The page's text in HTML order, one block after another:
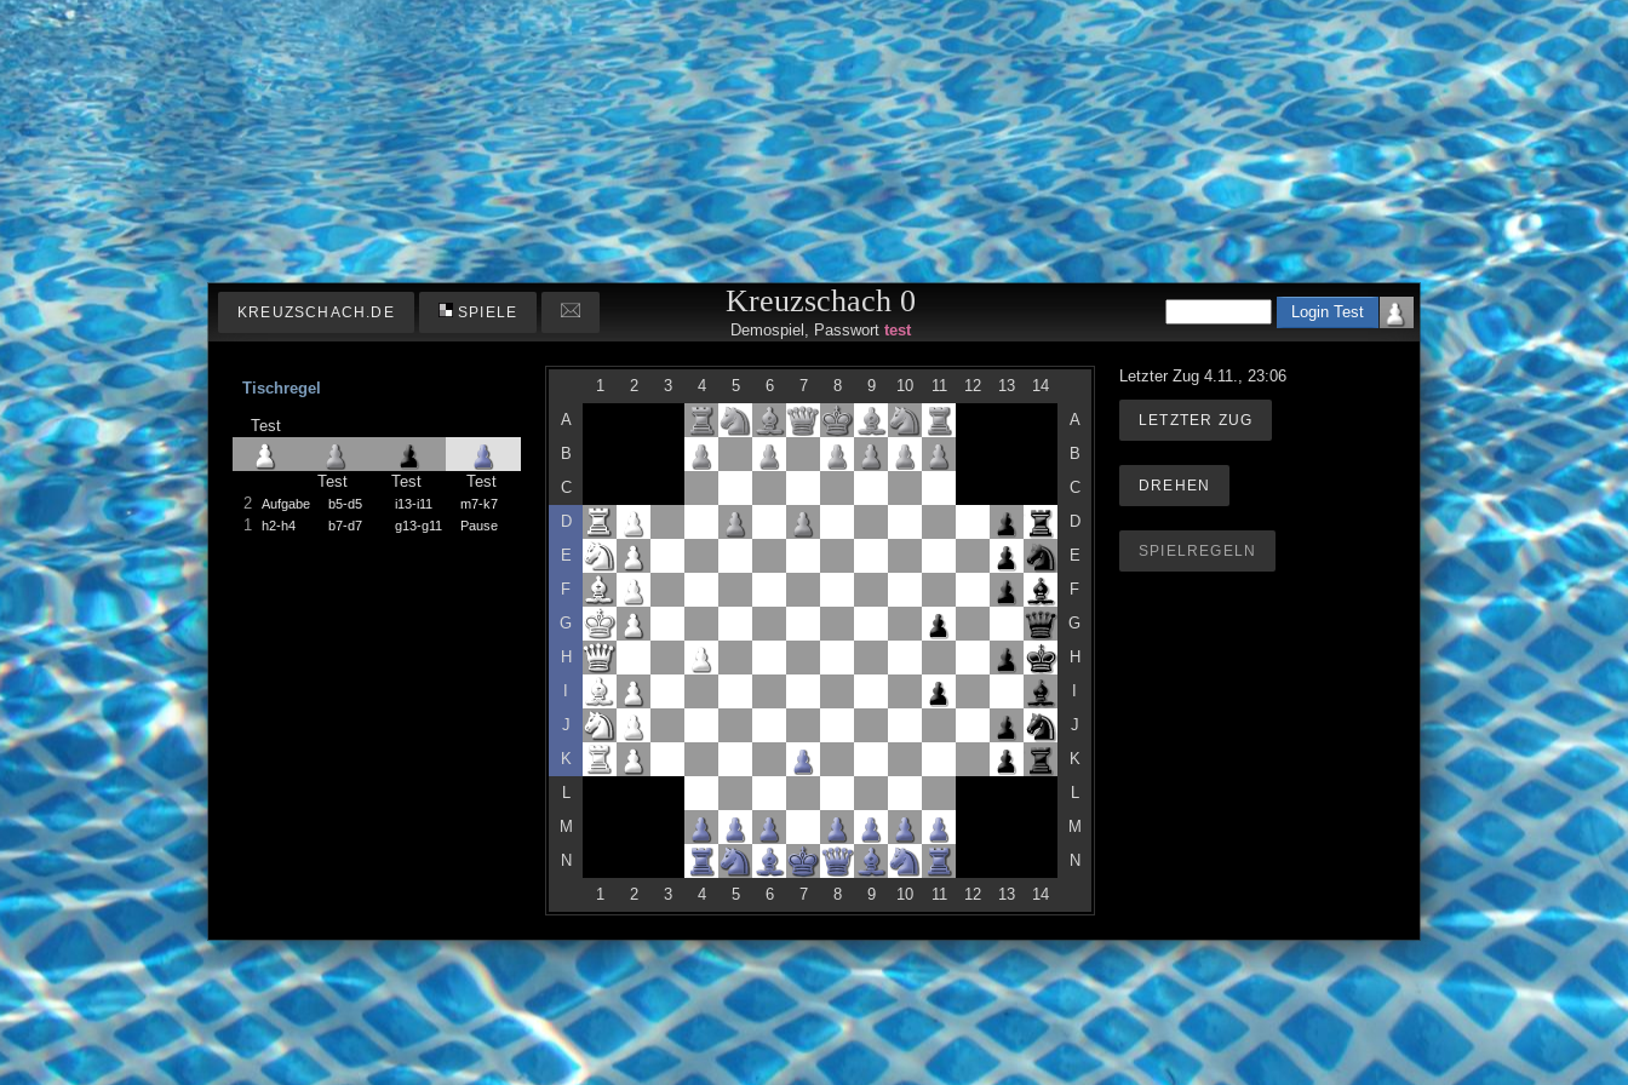
KREUZSCHACH.DE SPIELE Kreuzschach 0
Demospiel, Passwort test
Tischregel
Test
Test Test
Test
2
Aufgabe b5-d5 i13-i11 m7-k7
1 h2-h4 b7-d7 g13-g11 Pause
1 2 3 4 5 6 7 8 9 10 11 12 13
14
A
A
B
B
C
C
D
D
E
E
F
F
G
G
H
H
J
J
K
K
M
M
N
N
1
2 3 4 5 6 7 8 9 10 11 12 13 14
Letzter Zug 4.11., 23:06
LETZTER ZUG
DREHEN
SPIELREGELN